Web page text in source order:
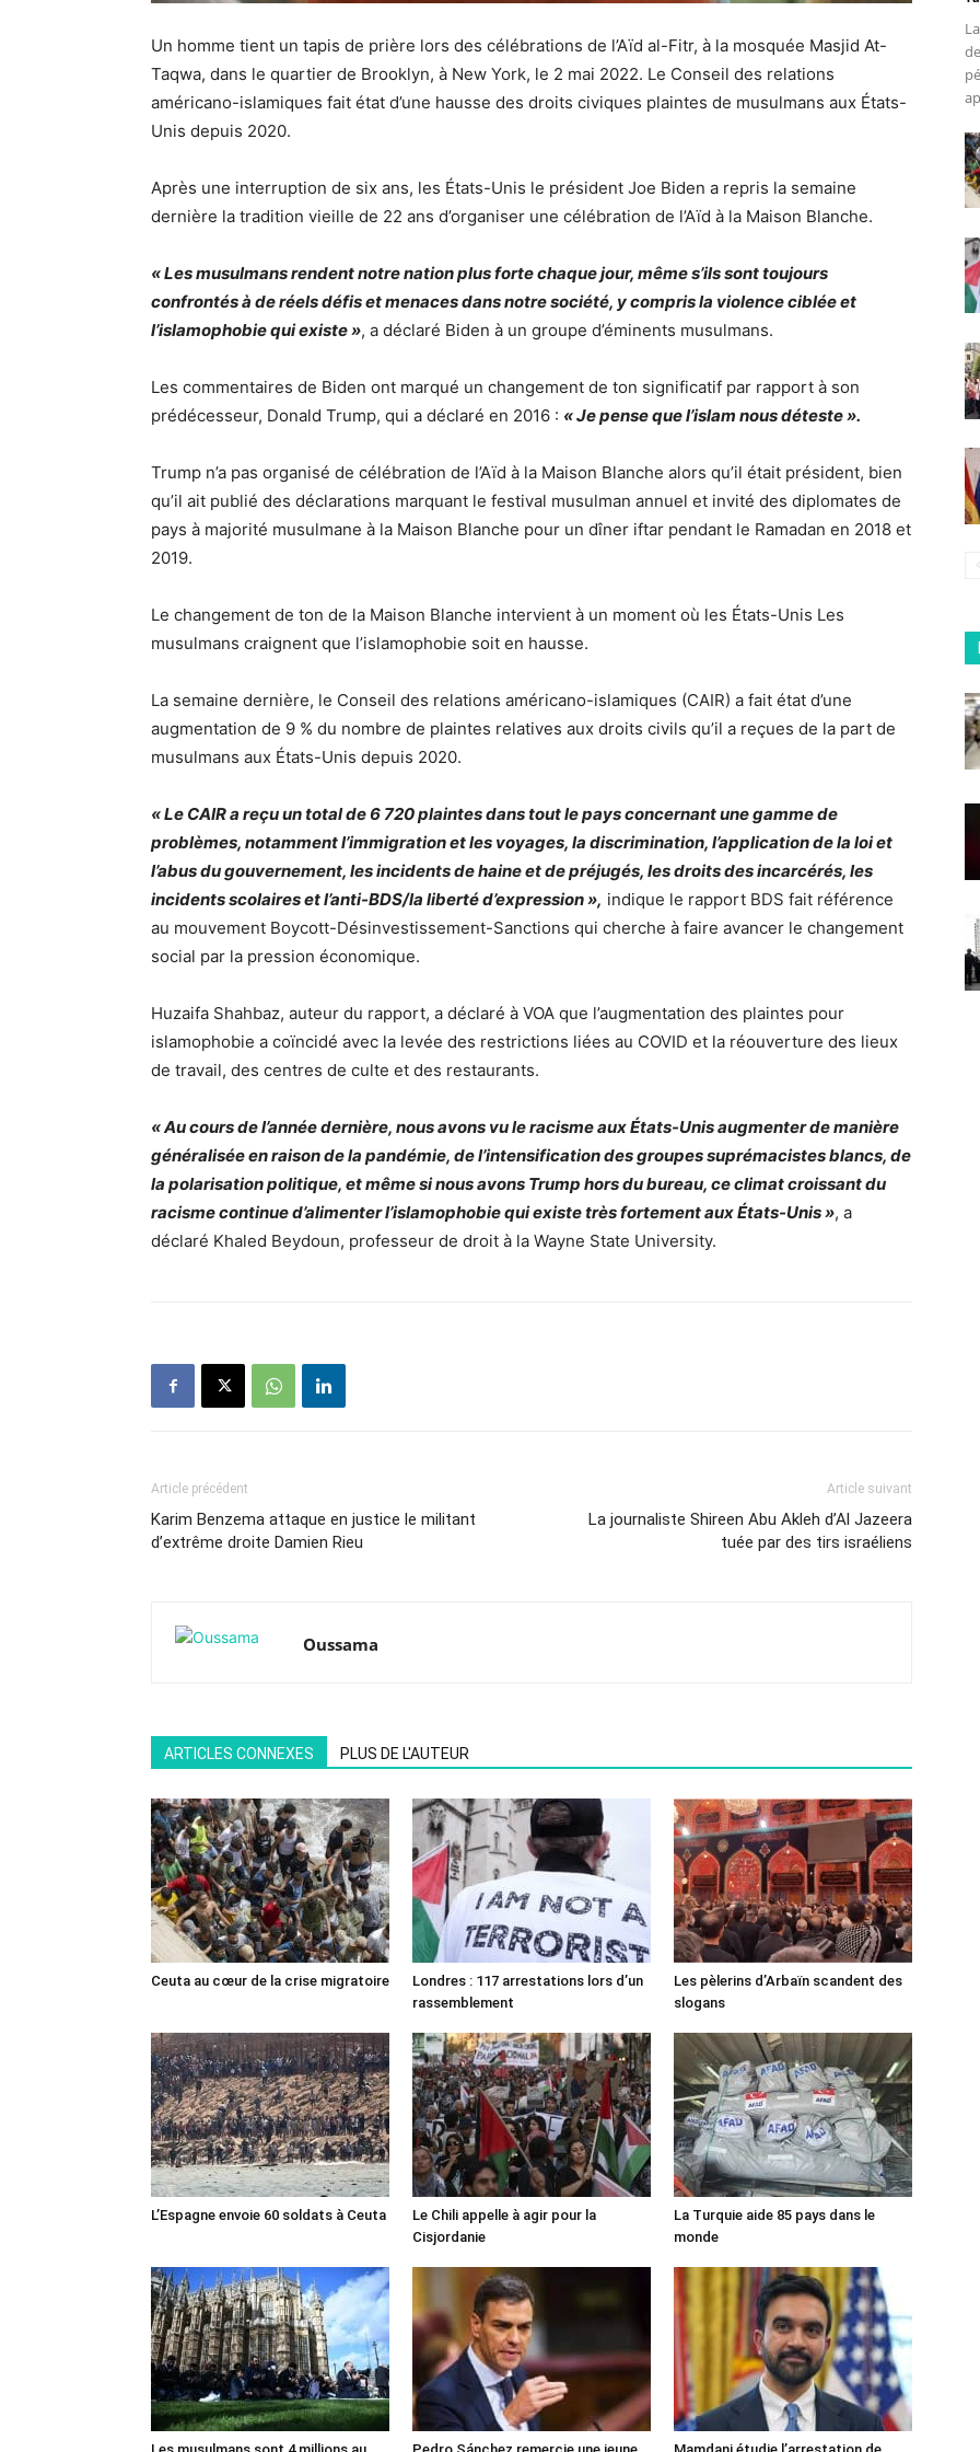
Un homme tient un tapis de prière lors des célébrations de l’Aïd al-Fitr, à la mosquée Masjid At-
Taqwa, dans le quartier de Brooklyn, à New York, le 2 mai 2022. Le Conseil des relations
américano-islamiques fait état d’une hausse des droits civiques plaintes de musulmans aux États-
Unis depuis 2020.
Après une interruption de six ans, les États-Unis le président Joe Biden a repris la semaine
dernière la tradition vieille de 22 ans d’organiser une célébration de l’Aïd à la Maison Blanche.
« Les musulmans rendent notre nation plus forte chaque jour, même s’ils sont toujours
confrontés à de réels défis et menaces dans notre société, y compris la violence ciblée et
l’islamophobie qui existe », a déclaré Biden à un groupe d’éminents musulmans.
Les commentaires de Biden ont marqué un changement de ton significatif par rapport à son
prédécesseur, Donald Trump, qui a déclaré en 2016 : « Je pense que l’islam nous déteste ».
Trump n’a pas organisé de célébration de l’Aïd à la Maison Blanche alors qu’il était président, bien
qu’il ait publié des déclarations marquant le festival musulman annuel et invité des diplomates de
pays à majorité musulmane à la Maison Blanche pour un dîner iftar pendant le Ramadan en 2018 et
2019.
Le changement de ton de la Maison Blanche intervient à un moment où les États-Unis Les
musulmans craignent que l’islamophobie soit en hausse.
La semaine dernière, le Conseil des relations américano-islamiques (CAIR) a fait état d’une
augmentation de 9 % du nombre de plaintes relatives aux droits civils qu’il a reçues de la part de
musulmans aux États-Unis depuis 2020.
« Le CAIR a reçu un total de 6 720 plaintes dans tout le pays concernant une gamme de
problèmes, notamment l’immigration et les voyages, la discrimination, l’application de la loi et
l’abus du gouvernement, les incidents de haine et de préjugés, les droits des incarcérés, les
incidents scolaires et l’anti-BDS/la liberté d’expression », indique le rapport BDS fait référence
au mouvement Boycott-Désinvestissement-Sanctions qui cherche à faire avancer le changement
social par la pression économique.
Huzaifa Shahbaz, auteur du rapport, a déclaré à VOA que l’augmentation des plaintes pour
islamophobie a coïncidé avec la levée des restrictions liées au COVID et la réouverture des lieux
de travail, des centres de culte et des restaurants.
« Au cours de l’année dernière, nous avons vu le racisme aux États-Unis augmenter de manière
généralisée en raison de la pandémie, de l’intensification des groupes suprémacistes blancs, de
la polarisation politique, et même si nous avons Trump hors du bureau, ce climat croissant du
racisme continue d’alimenter l’islamophobie qui existe très fortement aux États-Unis », a
déclaré Khaled Beydoun, professeur de droit à la Wayne State University.
Article précédent
Karim Benzema attaque en justice le militant
d’extrême droite Damien Rieu
Article suivant
La journaliste Shireen Abu Akleh d’Al Jazeera
tuée par des tirs israéliens
Oussama
ARTICLES CONNEXES PLUS DE L'AUTEUR
Ceuta au cœur de la crise migratoire
Londres : 117 arrestations lors d’un
rassemblement
Les pèlerins d’Arbaïn scandent des
slogans
L’Espagne envoie 60 soldats à Ceuta
Le Chili appelle à agir pour la
Cisjordanie
La Turquie aide 85 pays dans le
monde